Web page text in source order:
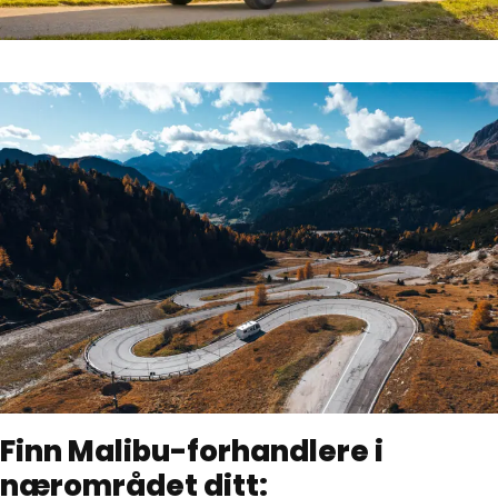
Finn Malibu-forhandlere i
nærområdet ditt: